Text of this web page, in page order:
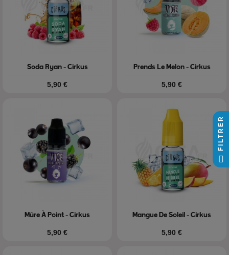
Soda Ryan - Cirkus
Prix
5,90 €
Prends Le Melon - Cirkus
Prix
5,90 €
Mûre À Point - Cirkus
Prix
5,90 €
Mangue De Soleil - Cirkus
Prix
5,90 €
FILTRER